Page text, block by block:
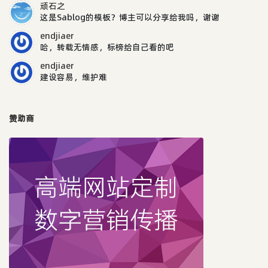
顽石之
这是Sablog的模板？博主可以分享给我吗，谢谢
endjiaer
哈，转载无情感，标榜给自己看的吧
endjiaer
建设容易，维护难
赞助商